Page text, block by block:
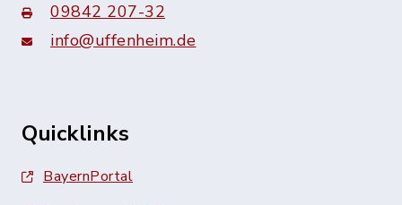
09842 207-32
info@uffenheim.de
Quicklinks
BayernPortal